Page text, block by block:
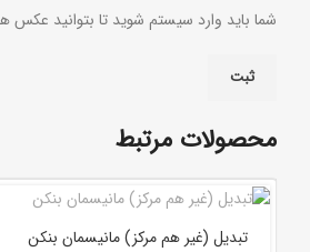
شما باید وارد سیستم شوید تا بتوانید عکس
محصولات مرتبط
تبدیل (غیر هم مرکز) مانیسمان بنکن